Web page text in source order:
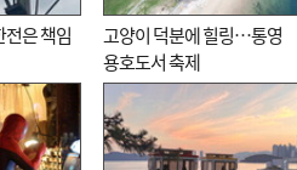
전은 책임
고양이 덕분에 힐링…통영
용호도서 축제